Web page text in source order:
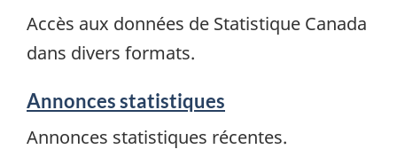
Accès aux données de Statistique Canada
dans divers formats.
Annonces statistiques
Annonces statistiques récentes.